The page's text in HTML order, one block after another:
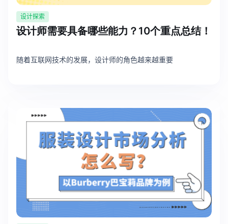
设计探索
设计师需要具备哪些能力？10个重点总结！
随着互联网技术的发展，设计师的角色越来越重要